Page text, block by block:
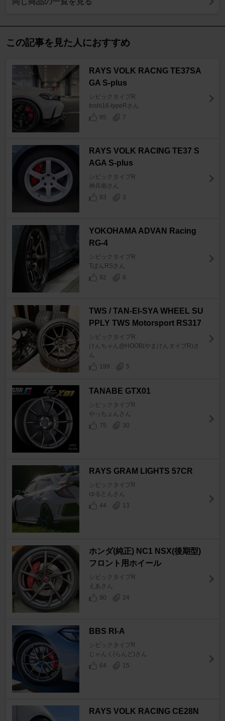
この記事を見た人におすすめ
RAYS VOLK RACNG TE37SA
GA S-plus
シビックタイプR
toshi16-typeRさん
95
7
RAYS VOLK RACING TE37 S
AGA S-plus
シビックタイプR
神兵衛さん
93
3
YOKOHAMA ADVAN Racing
RG-4
シビックタイプR
TぽんRSさん
92
8
TWS / TAN-EI-SYA WHEEL SU
PPLY TWS Motorsport RS317
シビックタイプR
けんちゃん@HOOB(やまけんタイプR)さ
ん
199
5
TANABE GTX01
シビックタイプR
やっちょんさん
75
30
RAYS GRAM LIGHTS 57CR
シビックタイプR
ゆるとんさん
44
13
ホンダ(純正) NC1 NSX(後期型)
フロント用ホイール
シビックタイプR
えあさん
90
24
BBS RI-A
シビックタイプR
じゃんく(らんど)さん
64
15
RAYS VOLK RACING CE28N